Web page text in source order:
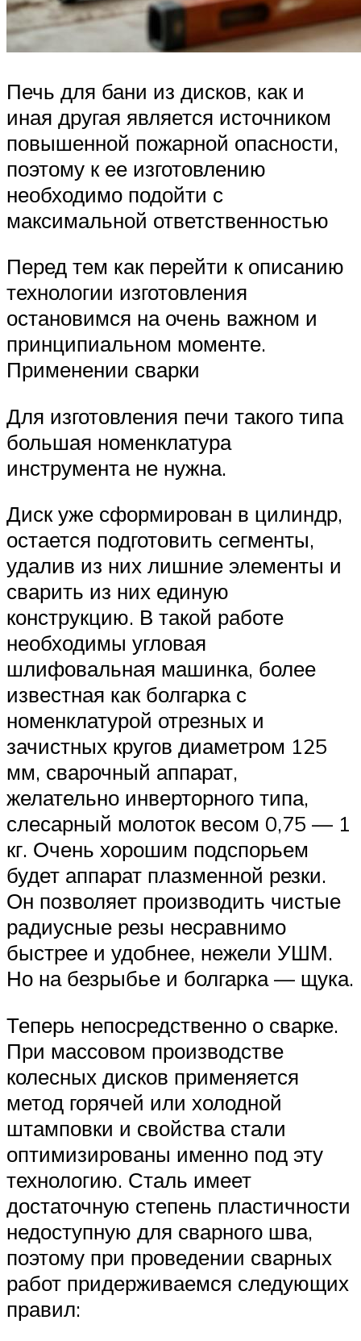
Печь для бани из дисков, как и
иная другая является источником
повышенной пожарной опасности,
поэтому к ее изготовлению
необходимо подойти с
максимальной ответственностью
Перед тем как перейти к описанию
технологии изготовления
остановимся на очень важном и
принципиальном моменте.
Применении сварки
Для изготовления печи такого типа
большая номенклатура
инструмента не нужна.
Диск уже сформирован в цилиндр,
остается подготовить сегменты,
удалив из них лишние элементы и
сварить из них единую
конструкцию. В такой работе
необходимы угловая
шлифовальная машинка, более
известная как болгарка с
номенклатурой отрезных и
зачистных кругов диаметром 125
мм, сварочный аппарат,
желательно инверторного типа,
слесарный молоток весом 0,75 — 1
кг. Очень хорошим подспорьем
будет аппарат плазменной резки.
Он позволяет производить чистые
радиусные резы несравнимо
быстрее и удобнее, нежели УШМ.
Но на безрыбье и болгарка — щука.
Теперь непосредственно о сварке.
При массовом производстве
колесных дисков применяется
метод горячей или холодной
штамповки и свойства стали
оптимизированы именно под эту
технологию. Сталь имеет
достаточную степень пластичности
недоступную для сварного шва,
поэтому при проведении сварных
работ придерживаемся следующих
правил: